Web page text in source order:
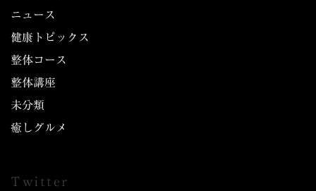
ニュース
健康トピックス
整体コース
整体講座
未分類
癒しグルメ
Twitter